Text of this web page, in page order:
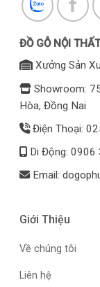
ĐỒ GỖ NỘI
Xưởng Sản
Showroom:
Hòa, Đồng Nai
Điện Thoại:
Di Động:
Email:
Giới Thiệu
Về chúng tôi
Liên hệ